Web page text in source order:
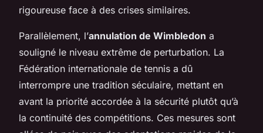
rigoureuse face à des crises similaires.
Parallèlement, l’annulation de Wimbledon a
souligné le niveau extrême de perturbation. La
Fédération internationale de tennis a dû
interrompre une tradition séculaire, mettant en
avant la priorité accordée à la sécurité plutôt qu’à
la continuité des compétitions. Ces mesures sont